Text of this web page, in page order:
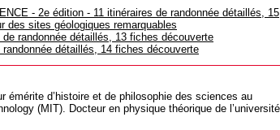
- 2e édition - 11 itinéraires de randonnée détaillés, 15
des sites géologiques remarquables
randonnée détaillés, 13 fiches découverte
détaillés, 14 fiches découverte
émérite d’histoire et de philosophie des sciences au
(MIT). Docteur en physique théorique de l’université